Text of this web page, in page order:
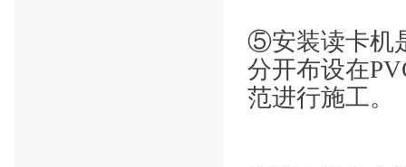
⑤安装读卡机
分开布设在
范进行施工。